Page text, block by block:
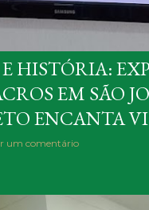
HISTÓRIA:
EM SÃO
ENCANTA
um comentário